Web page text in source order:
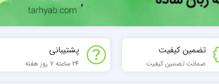
تضمین کیفیت
ضمانت تضمین کیفیت
پشتیبانی
24 ساعته 7 روز هفته